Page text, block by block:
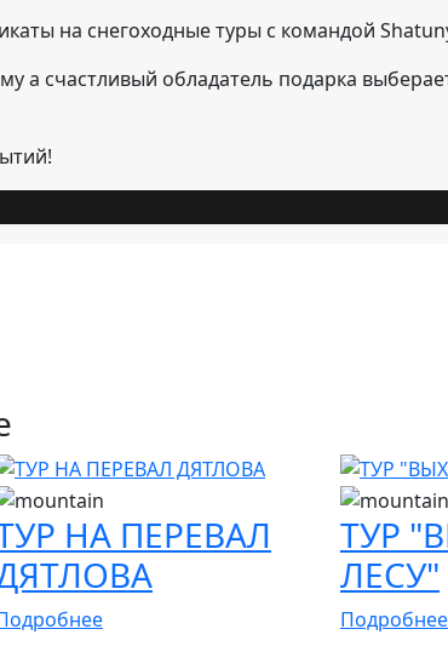
на снегоходные туры с командой
счастливый обладатель подарка
НА ПЕРЕВАЛ
ТУР
ЛЕСУ"
Подробнее